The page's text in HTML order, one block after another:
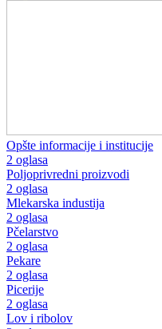
Opšte informacije i institucije
2 oglasa
Poljoprivredni proizvodi
2 oglasa
Mlekarska industija
2 oglasa
Pčelarstvo
2 oglasa
Pekare
2 oglasa
Picerije
2 oglasa
Lov i ribolov